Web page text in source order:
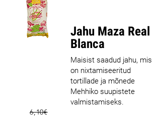
Jahu Maza Real
Blanca
Maisist saadud jahu, mis
on nixtamiseeritud
tortillade ja mõnede
Mehhiko suupistete
valmistamiseks.
6,10€